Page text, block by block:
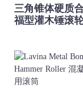
三角锥体硬质
福型灌木锤滚